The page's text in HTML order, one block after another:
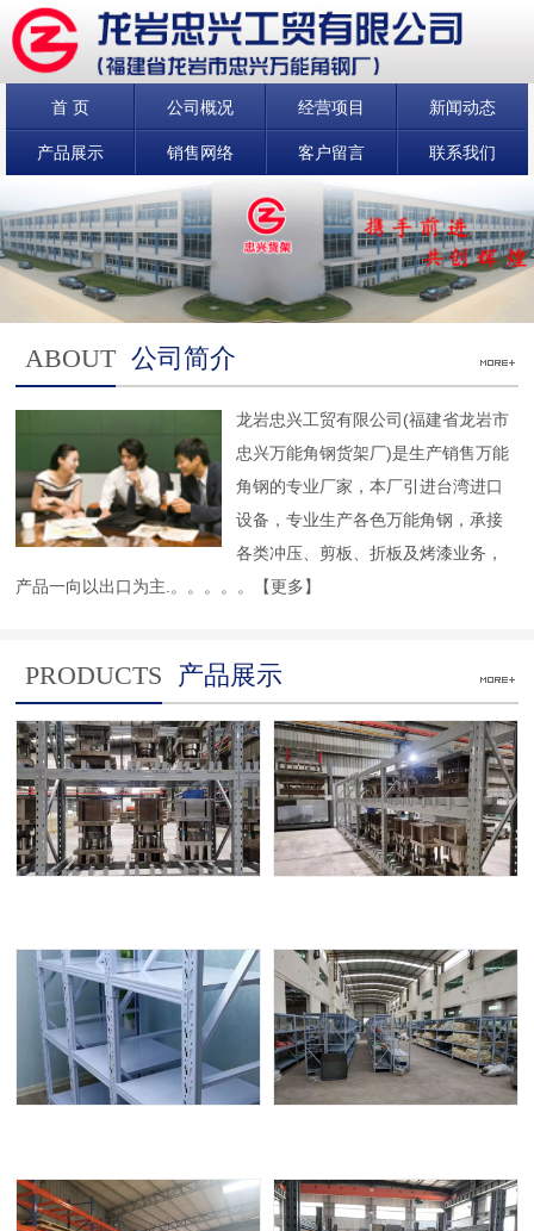
首 页 公司概况 经营项目 新闻动态
产品展示 销售网络 客户留言 联系我们
ABOUT 公司简介
龙岩忠兴工贸有限公司(福建省龙岩市
忠兴万能角钢货架厂)是生产销售万能
角钢的专业厂家，本厂引进台湾进口
设备，专业生产各色万能角钢，承接
各类冲压、剪板、折板及烤漆业务，
产品一向以出口为主.。。。。。
【更多】
PRODUCTS 产品展示